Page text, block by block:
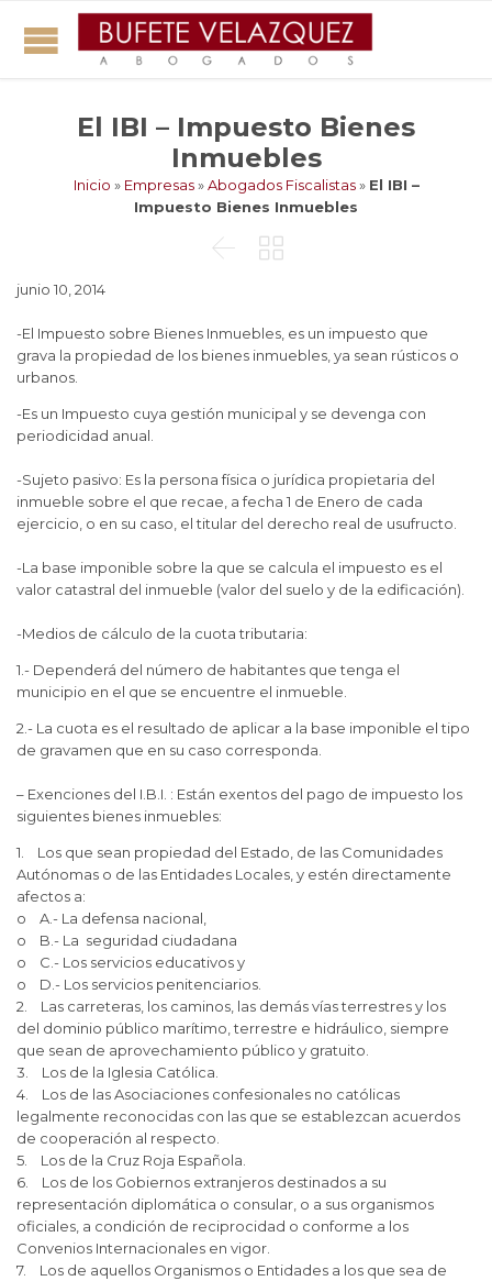
El IBI – Impuesto Bienes
Inmuebles
Inicio » Empresas»Abogados Fiscalistas» El IBI –
Impuesto Bienes Inmuebles
 
junio 10, 2014
-El Impuesto sobre Bienes Inmuebles, es un impuesto que
grava la propiedad de los bienes inmuebles, ya sean rústicos o
urbanos.
-Es un Impuesto cuya gestión municipal y se devenga con
periodicidad anual.
-Sujeto pasivo: Es la persona física o jurídica propietaria del
inmueble sobre el que recae, a fecha 1 de Enero de cada
ejercicio, o en su caso, el titular del derecho real de usufructo.
-La base imponible sobre la que se calcula el impuesto es el
valor catastral del inmueble (valor del suelo y de la edificación).
-Medios de cálculo de la cuota tributaria:
1.- Dependerá del número de habitantes que tenga el
municipio en el que se encuentre el inmueble.
2.- La cuota es el resultado de aplicar a la base imponible el tipo
de gravamen que en su caso corresponda.
– Exenciones del I.B.I. : Están exentos del pago de impuesto los
siguientes bienes inmuebles:
1. Los que sean propiedad del Estado, de las Comunidades
Autónomas o de las Entidades Locales, y estén directamente
afectos a:
o A.- La defensa nacional,
o B.- La seguridad ciudadana
o C.- Los servicios educativos y
o D.- Los servicios penitenciarios.
2. Las carreteras, los caminos, las demás vías terrestres y los
del dominio público marítimo, terrestre e hidráulico, siempre
que sean de aprovechamiento público y gratuito.
3. Los de la Iglesia Católica.
4. Los de las Asociaciones confesionales no católicas
legalmente reconocidas con las que se establezcan acuerdos
de cooperación al respecto.
5. Los de la Cruz Roja Española.
6. Los de los Gobiernos extranjeros destinados a su
representación diplomática o consular, o a sus organismos
oficiales, a condición de reciprocidad o conforme a los
Convenios Internacionales en vigor.
7. Los de aquellos Organismos o Entidades a los que sea de